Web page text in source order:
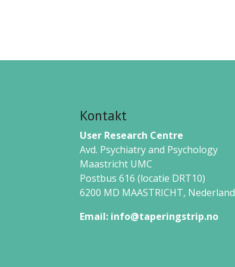
Kontakt
User Research Centre
Avd. Psychiatry and Psychology
Maastricht UMC
Postbus 616 (locatie DRT10)
6200 MD MAASTRICHT, Nederland
Email: info@taperingstrip.no